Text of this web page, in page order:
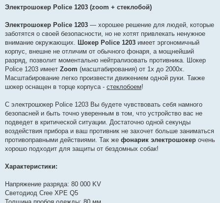
в
о
л
е
н
я
Электрошокер Police 1203 (zoom + стеклобой)
Электрошокер Police 1203 — хорошее решение для людей, которые
заботятся о своей безопасности, но не хотят привлекать ненужное
внимание окружающих. Шокер Police 1203 имеет эргономичный
корпус, внешне не отличим от обычного фонаря, а мощнейший
разряд, позволит моментально нейтрализовать противника. Шокер
Police 1203 имеет Zoom (масштабирования) от 1х до 2000х.
Масштабирование легко произвести движением одной руки. Также
шокер оснащен в торце корпуса - стеклобоем!
С электрошокер Police 1203 Вы будете чувствовать себя намного
безопасней и быть точно уверенным в том, что устройство вас не
подведет в критической ситуации. Достаточно одной секунды
воздействия прибора и ваш противник не захочет больше заниматься
противоправными действиями. Так же фонарик электрошокер очень
хорошо подходит для защиты от бездомных собак!
Характеристики:
Напряжение разряда: 80 000 KV
Светодиод Cree XPE Q5